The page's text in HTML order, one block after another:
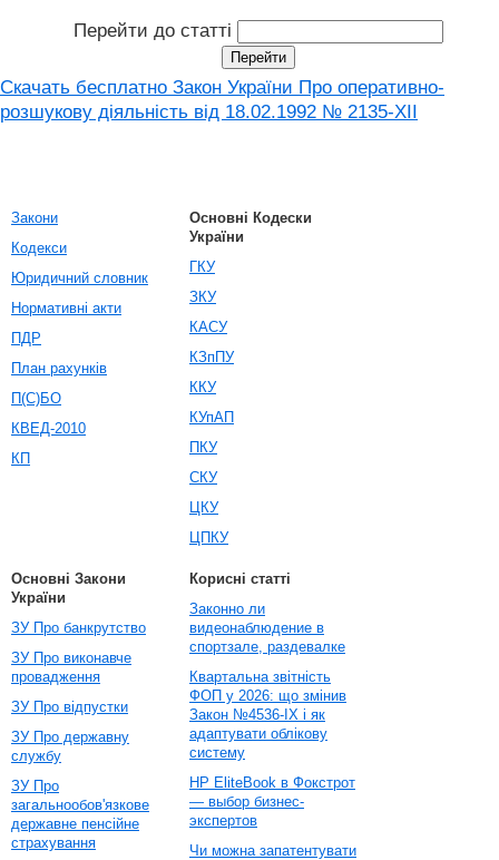
Перейти до статті
Скачать бесплатно Закон України Про оперативно-
розшукову діяльність вiд 18.02.1992 № 2135-XII
Закони
Кодекси
Юридичний словник
Нормативні акти
ПДР
План рахунків
П(С)БО
КВЕД-2010
КП
Основні Кодески
України
ГКУ
ЗКУ
КАСУ
КЗпПУ
ККУ
КУпАП
ПКУ
СКУ
ЦКУ
ЦПКУ
Основні Закони
України
ЗУ Про банкрутство
ЗУ Про виконавче
провадження
ЗУ Про відпустки
ЗУ Про державну
службу
ЗУ Про
загальнообов'язкове
державне пенсійне
страхування
Корисні статті
Законно ли
видеонаблюдение в
спортзале, раздевалке
Квартальна звітність
ФОП у 2026: що змінив
Закон №4536-IX і як
адаптувати облікову
систему
HP EliteBook в Фокстрот
— выбор бизнес-
экспертов
Чи можна запатентувати